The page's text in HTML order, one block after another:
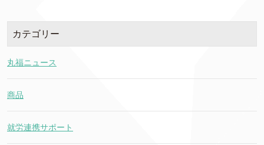
カテゴリー
丸福ニュース
商品
就労連携サポート